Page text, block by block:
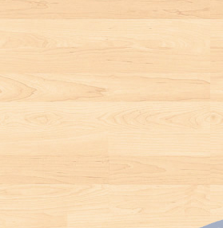
開，這場奇特的典
禮，究竟會帶來怎樣
與失落的孩子們(大人
與撫慰。 ※ 「看完書
後，發現這個版本歡
可以認識幾種臺灣的
野生動物。」──科普
作家張東君誠摯推
之歌。